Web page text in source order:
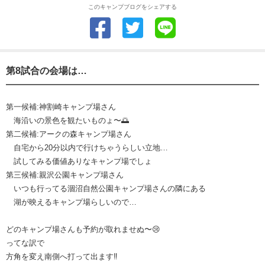
このキャンプブログをシェアする
第8試合の会場は…
第一候補:神割崎キャンプ場さん
海沿いの景色を観たいものょ〜🌅
第二候補:アークの森キャンプ場さん
自宅から20分以内で行けちゃうらしい立地…
試してみる価値ありなキャンプ場でしょ
第三候補:親沢公園キャンプ場さん
いつも行ってる涸沼自然公園キャンプ場さんの隣にある
湖が映えるキャンプ場らしいので…
どのキャンプ場さんも予約が取れませぬ〜😢
ってな訳で
方角を変え南側へ打って出ます‼︎